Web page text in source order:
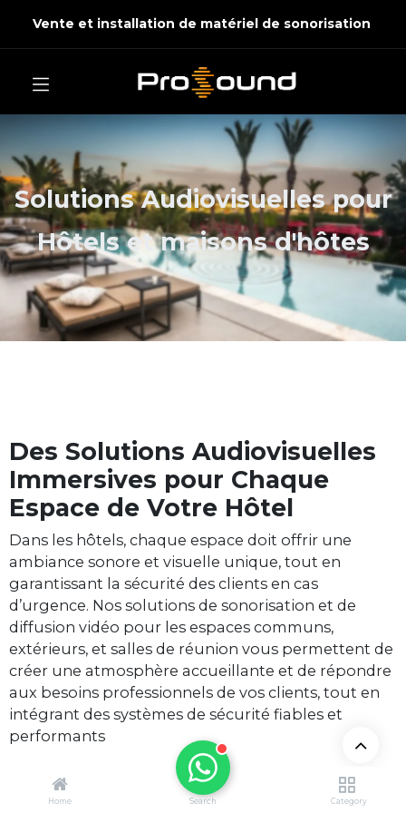
Home Search Category
Vente et installation de matériel de sonorisation
Solutions Audiovisuelles pour
Hôtels et maisons d'hôtes
Des Solutions Audiovisuelles
Immersives pour Chaque
Espace de Votre Hôtel
Dans les hôtels, chaque espace doit offrir une
ambiance sonore et visuelle unique, tout en
garantissant la sécurité des clients en cas
d’urgence. Nos solutions de sonorisation et de
diffusion vidéo pour les espaces communs,
extérieurs, et salles de réunion vous permettent de
créer une atmosphère accueillante et de répondre
aux besoins professionnels de vos clients, tout en
intégrant des systèmes de sécurité fiables et
performants